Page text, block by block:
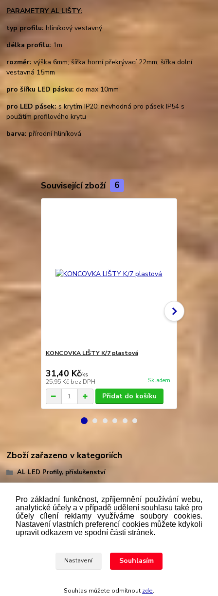
PARAMETRY AL LIŠTY:
typ profilu:hliníkový vestavný
délka profilu: 1m
rozměr:výška 6mm; šířka horní překrývací 22mm; šířka dolní
vestavná 15mm
pro šířku LED pásku: do max 10mm
pro LED pásek:s krytím IP20; nevhodná pro pásek IP54 s
použitím profilového krytu
barva: přírodní hliníková
Související zboží 6
KONCOVKA LIŠTY K/7 plastová
31,40 Kč/ks
25,95 Kč bez DPH Skladem
Přidat do košíku
Zboží zařazeno v kategoriích
AL LED Profily, příslušenství
Podlezákona č. 112/mmmmm2016 Sb. o evidenci tržeb je
prodávající povinen vystavit kupujícímu účtenku. Zároveň je
případě technického výpadku pak nejpozději do 48 hodin.“
Upravit sběr cookies.
Pro základní funkčnost, zpříjemnění používání webu,
analytické účely a v případě udělení souhlasu také pro
účely cílení reklamy využíváme soubory cookies.
Nastavení vlastních preferencí cookies můžete kdykoli
upravit odkazem ve spodní části stránek.
Nastavení Souhlasím
Souhlas můžete odmítnout zde.